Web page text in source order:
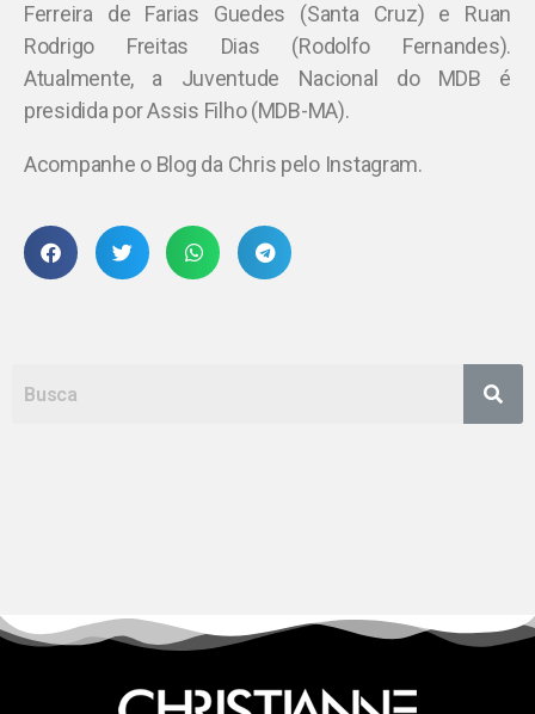
Ferreira de Farias Guedes (Santa Cruz) e Ruan
Rodrigo Freitas Dias (Rodolfo Fernandes).
Atualmente, a Juventude Nacional do MDB é
presidida por Assis Filho (MDB-MA).
Acompanhe o Blog da Chris pelo Instagram.